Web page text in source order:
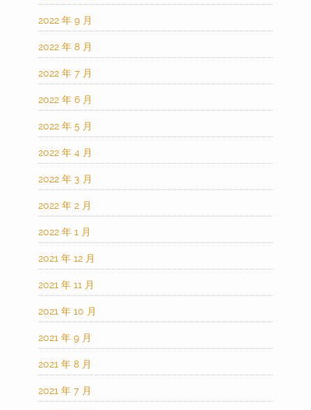
2022 年 9 月
2022 年 8 月
2022 年 7 月
2022 年 6 月
2022 年 5 月
2022 年 4 月
2022 年 3 月
2022 年 2 月
2022 年 1 月
2021 年 12 月
2021 年 11 月
2021 年 10 月
2021 年 9 月
2021 年 8 月
2021 年 7 月